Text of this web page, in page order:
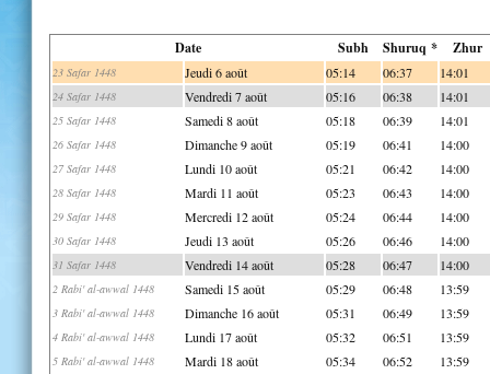
Date Subh Shuruq * Zhur
23 Safar 1448 Jeudi 6 août 05:14 06:37 14:01
24 Safar 1448 Vendredi 7 août 05:16 06:38 14:01
25 Safar 1448 Samedi 8 août 05:18 06:39 14:01
26 Safar 1448 Dimanche 9 août 05:19 06:41 14:00
27 Safar 1448 Lundi 10 août 05:21 06:42 14:00
28 Safar 1448 Mardi 11 août 05:23 06:43 14:00
29 Safar 1448 Mercredi 12 août 05:24 06:44 14:00
30 Safar 1448 Jeudi 13 août 05:26 06:46 14:00
31 Safar 1448 Vendredi 14 août 05:28 06:47 14:00
2 Rabi' al-awwal 1448 Samedi 15 août 05:29 06:48 13:59
3 Rabi' al-awwal 1448 Dimanche 16 août 05:31 06:49 13:59
4 Rabi' al-awwal 1448 Lundi 17 août 05:32 06:51 13:59
5 Rabi' al-awwal 1448 Mardi 18 août 05:34 06:52 13:59